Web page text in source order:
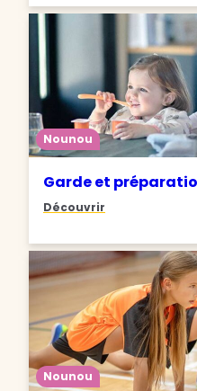
Nounou
Garde et
Découvrir
Nounou